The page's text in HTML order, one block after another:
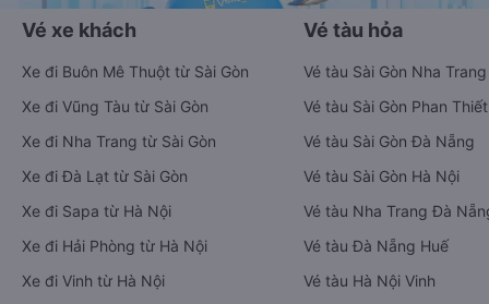
Vé xe khách
Xe đi Buôn Mê Thuột từ Sài Gòn
Xe đi Vũng Tàu từ Sài Gòn
Xe đi Nha Trang từ Sài Gòn
Xe đi Đà Lạt từ Sài Gòn
Xe đi Sapa từ Hà Nội
Xe đi Hải Phòng từ Hà Nội
Xe đi Vinh từ Hà Nội
Vé tàu hỏa
Vé tàu Sài Gòn Nha Trang
Vé tàu Sài Gòn Phan Thiết
Vé tàu Sài Gòn Đà Nẵng
Vé tàu Sài Gòn Hà Nội
Vé tàu Nha Trang Đà
Vé tàu Đà Nẵng Huế
Vé tàu Hà Nội Vinh